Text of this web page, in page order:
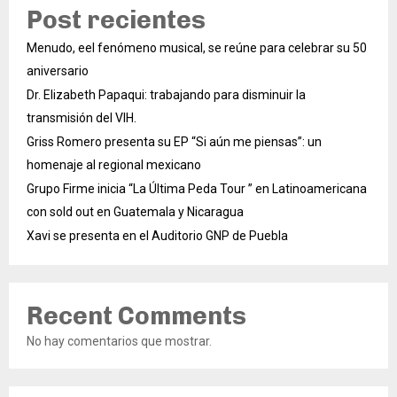
Post recientes
Menudo, eel fenómeno musical, se reúne para celebrar su 50
aniversario
Dr. Elizabeth Papaqui: trabajando para disminuir la
transmisión del VIH.
Griss Romero presenta su EP “Si aún me piensas”: un
homenaje al regional mexicano
Grupo Firme inicia “La Última Peda Tour ” en Latinoamericana
con sold out en Guatemala y Nicaragua
Xavi se presenta en el Auditorio GNP de Puebla
Recent Comments
No hay comentarios que mostrar.